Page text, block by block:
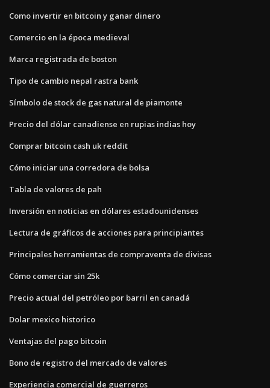
Como invertir en bitcoin y ganar dinero
Comercio en la época medieval
Marca registrada de boston
Tipo de cambio nepal rastra bank
Símbolo de stock de gas natural de piamonte
Precio del dólar canadiense en rupias indias hoy
Comprar bitcoin cash uk reddit
Cómo iniciar una corredora de bolsa
Tabla de valores de pah
Inversión en noticias en dólares estadounidenses
Lectura de gráficos de acciones para principiantes
Principales herramientas de compraventa de divisas
Cómo comerciar sin 25k
Precio actual del petróleo por barril en canadá
Dolar mexico historico
Ventajas del pago bitcoin
Bono de registro del mercado de valores
Experiencia comercial de guerreros